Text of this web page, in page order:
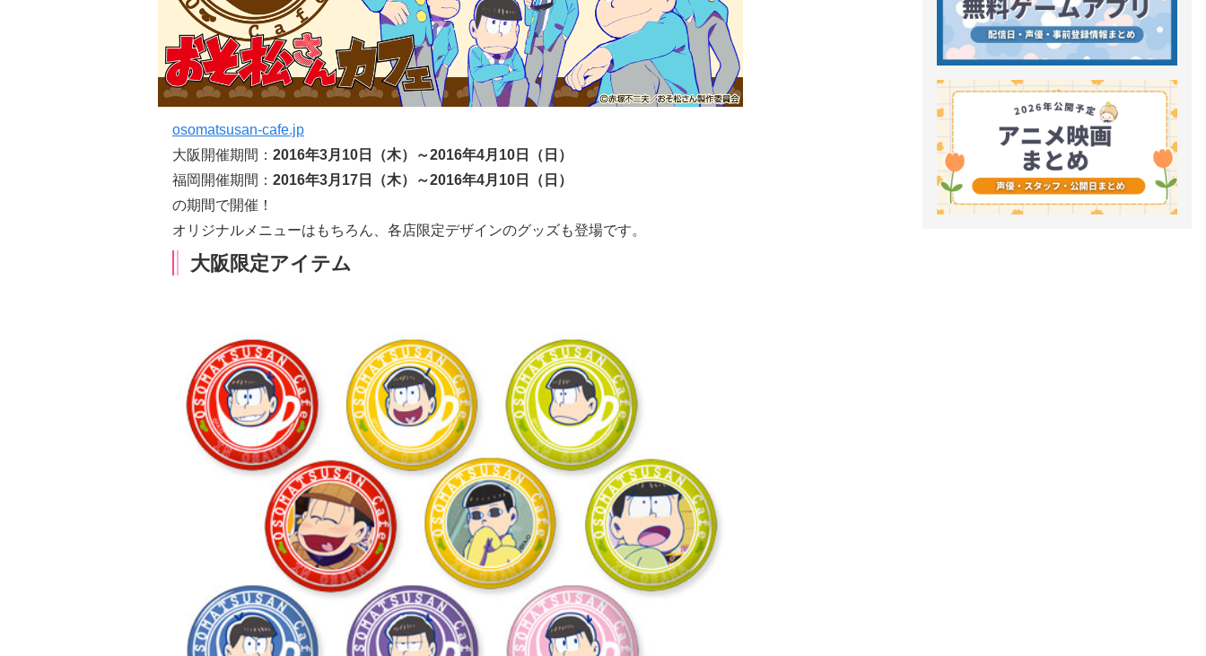
osomatsusan-cafe.jp
大阪開催期間： 2016年3月10日（木）～2016年4月10日（日）
福岡開催期間： 2016年3月17日（木）～2016年4月10日（日）
の期間で開催！
オリジナルメニューはもちろん、各店限定デザインのグッズも登場です。
大阪限定アイテム